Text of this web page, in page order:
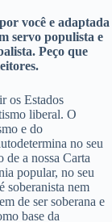
você e adaptada
servo populista e
Peço que
os Estados
liberal. O
e do
no seu
de a nossa Carta
popular, no seu
soberanista nem
de ser soberana e
base da